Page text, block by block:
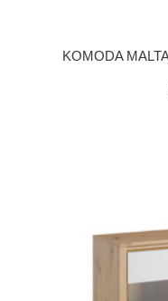
KOMODA